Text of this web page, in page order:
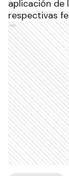
aplicación de
respectivas
Ads